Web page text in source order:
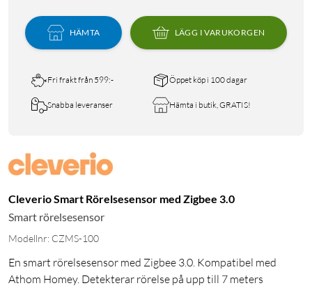
HÄMTA LÄGG I VARUKORGEN
Fri frakt från 599:- Öppet köp i 100 dagar
Snabba leveranser Hämta i butik, GRATIS!
Cleverio Smart Rörelsesensor med Zigbee 3.0
Smart rörelsesensor
Modellnr: CZMS-100
En smart rörelsesensor med Zigbee 3.0. Kompatibel med
Athom Homey. Detekterar rörelse på upp till 7 meters